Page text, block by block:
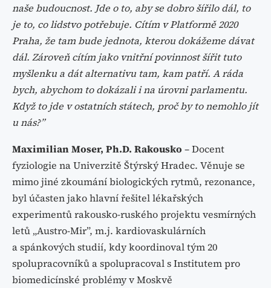
naše budoucnost. Jde o to, aby se dobro šířilo dál, to
je to, co lidstvo potřebuje. Cítím v Platformě 2020
Praha, že tam bude jednota, kterou dokážeme dávat
dál. Zároveň cítím jako vnitřní povinnost šířit tuto
myšlenku a dát alternativu tam, kam patří. A ráda
bych, abychom to dokázali i na úrovni parlamentu.
Když to jde v ostatních státech, proč by tonemohlo jít
u nás?”
Maximilian Moser, Ph.D. Rakousko – Docent
fyziologie na Univerzitě Štýrský Hradec. Věnuje se
mimo jiné zkoumání biologických rytmů, rezonance,
byl účasten jako hlavní řešitel lékařských
experimentů rakousko-ruského projektu vesmírných
letů „Austro-Mir”, m.j. kardiovaskulárních
a spánkových studií, kdy koordinoval tým 20
spolupracovníků a spolupracoval s Institutem pro
biomedicínské problémy v Moskvě